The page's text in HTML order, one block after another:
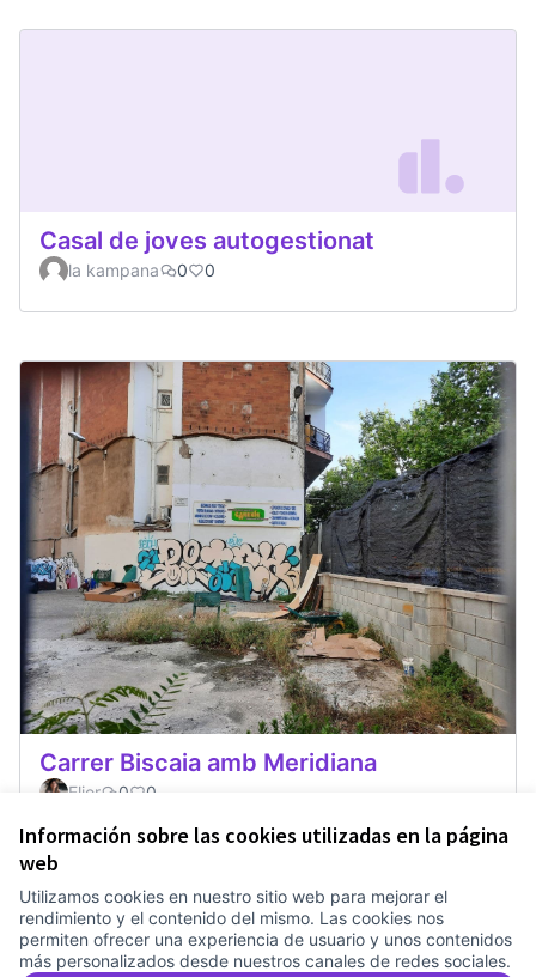
Información sobre las cookies utilizadas en la página
web
Utilizamos cookies en nuestro sitio web para mejorar el
rendimiento y el contenido del mismo. Las cookies nos
permiten ofrecer una experiencia de usuario y unos contenidos
más personalizados desde nuestros canales de redes sociales.
Casal de joves autogestionat
la kampana 0 0
Carrer Biscaia amb Meridiana
Elior 0 0
Términos y condiciones de uso
Configuración de cookies
Comunitat Canòdrom en Facebook
(Link extern)
Comunitat Canòdrom en Instagram
(Link extern)
Comunitat Canòdrom en YouTube
(Link extern)
Castellano
Triar la llenguaElegir el idiomaChoose language